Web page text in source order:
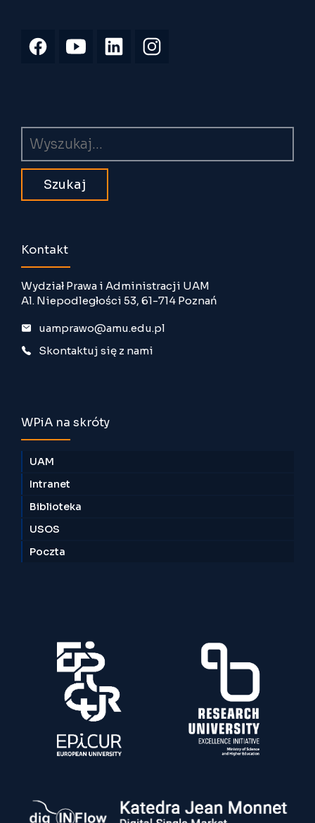
Wyszukiwarka
Kontakt
Wydział Prawa i Administracji UAM
Al. Niepodległości 53, 61-714 Poznań
uamprawo@amu.edu.pl
Skontaktuj się z nami
WPiA na skróty
UAM
Intranet
Biblioteka
USOS
Poczta